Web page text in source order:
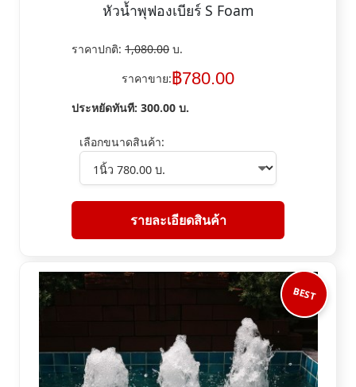
หัวน้ำพุฟองเบียร์ S Foam
ราคาปกติ: 1,080.00 บ.
ราคาขาย:฿780.00
ประหยัดทันที: 300.00 บ.
เลือกขนาดสินค้า:
รายละเอียดสินค้า
BEST